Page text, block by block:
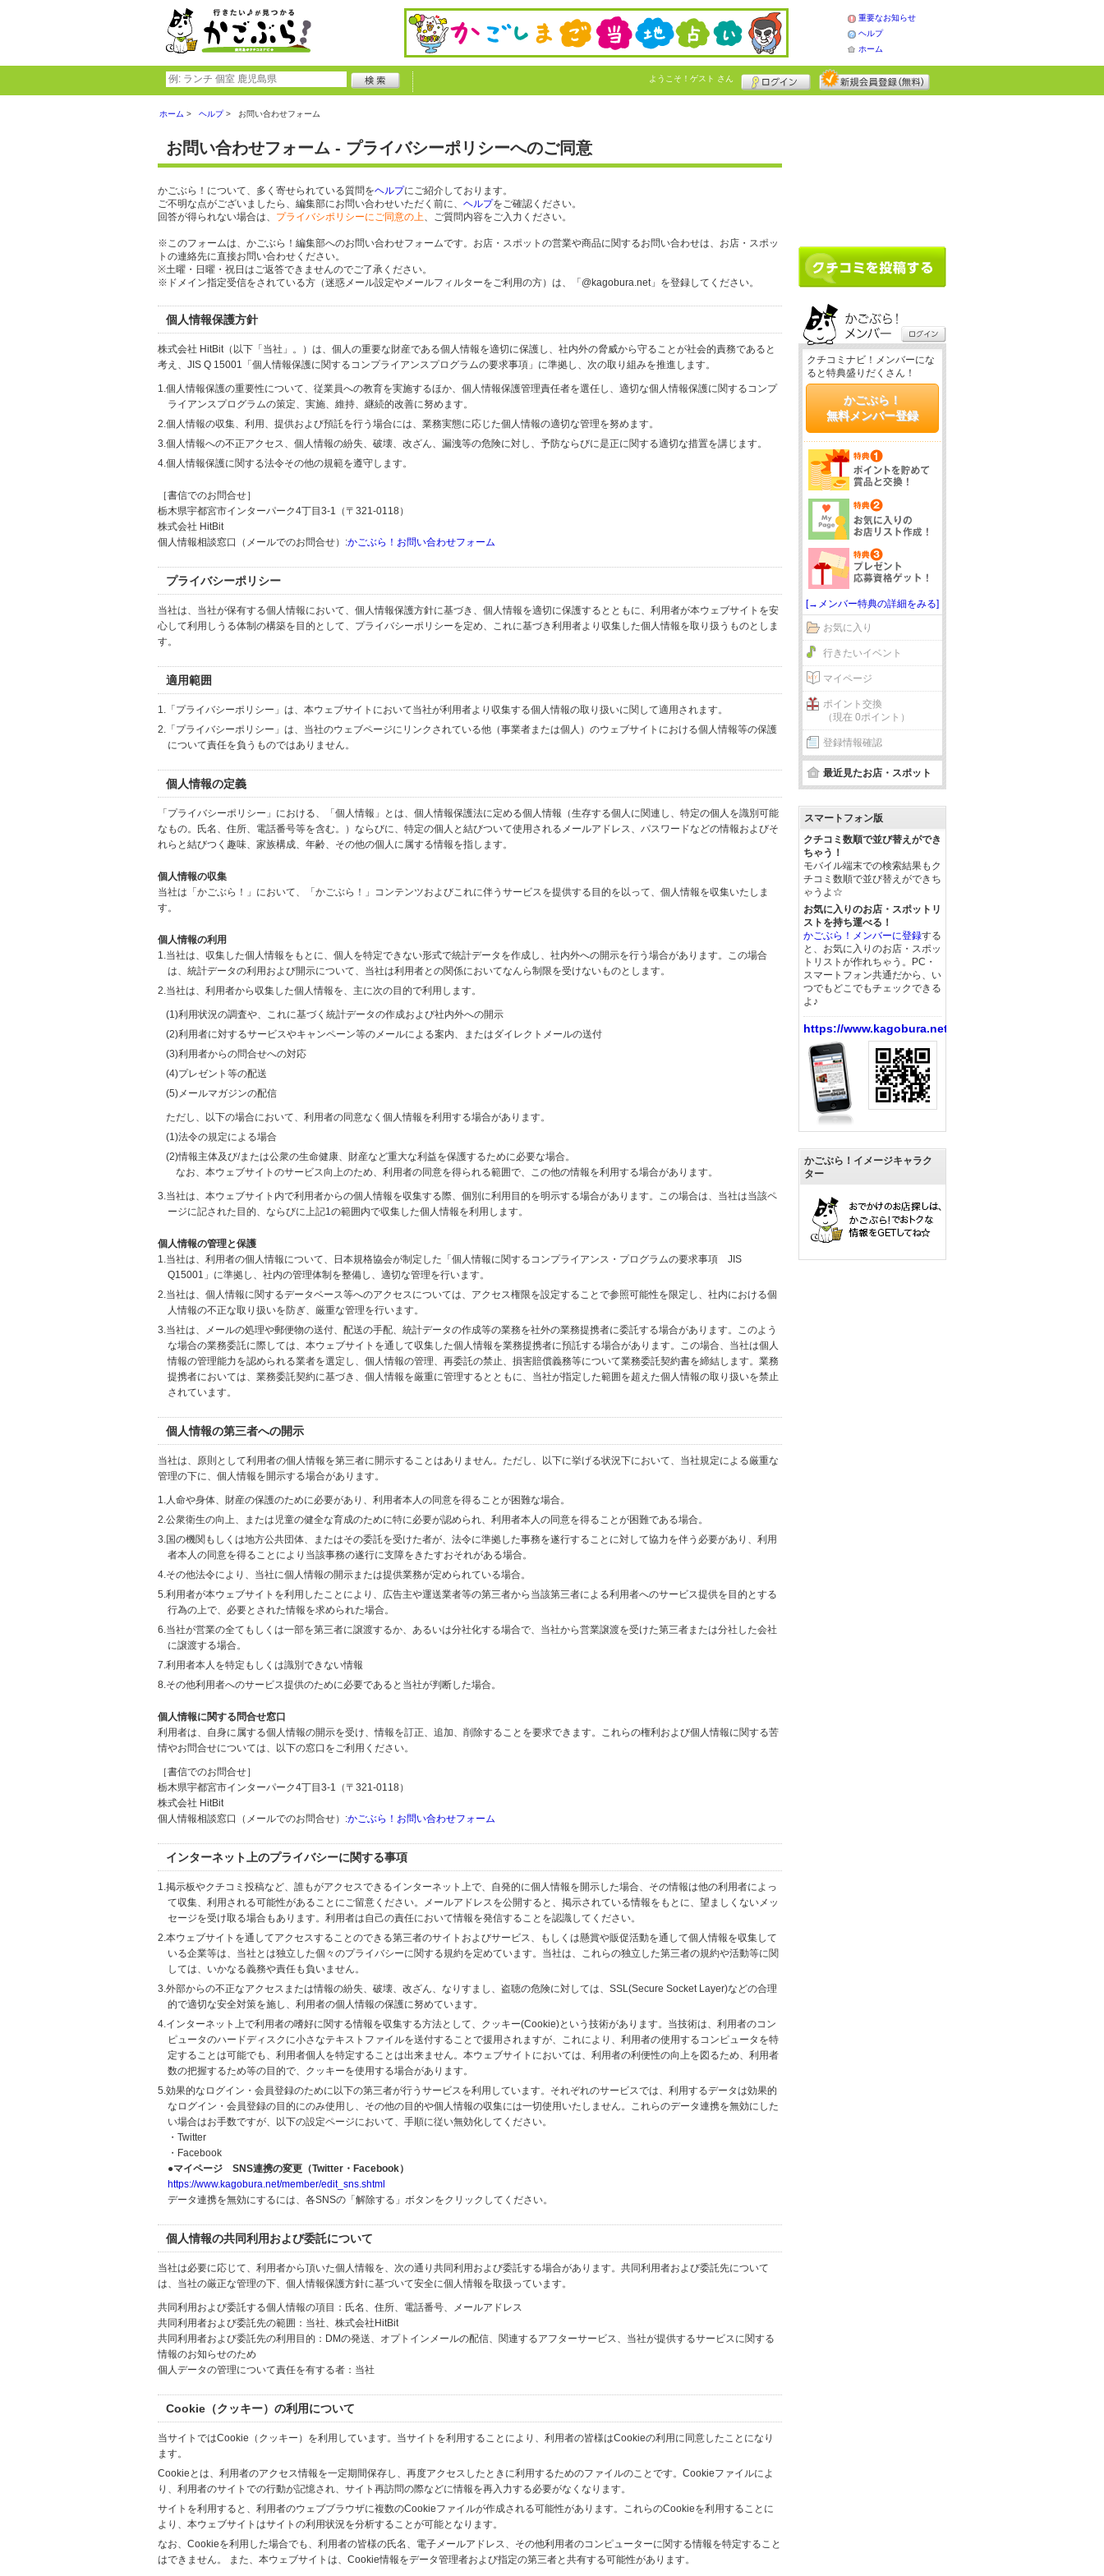
重要なお知らせ
ヘルプ
ホーム
ようこそ！ ゲスト さん
ホーム ヘルプ お問い合わせフォーム
お問い合わせフォーム - プライバシーポリシーへのご同意
かごぶら！について、多く寄せられている質問をヘルプにご紹介しております。
ご不明な点がございましたら、編集部にお問い合わせいただく前に、 ヘルプをご確認ください。
回答が得られない場合は、 プライバシポリシーにご同意の上、ご質問内容をご入力ください。
※このフォームは、かごぶら！編集部へのお問い合わせフォームです。お店・スポットの営業や商品に関するお問い合わせは、お店・スポッ
トの連絡先に直接お問い合わせください。
※土曜・日曜・祝日はご返答できませんのでご了承ください。
※ドメイン指定受信をされている方（迷惑メール設定やメールフィルターをご利用の方）は、「@kagobura.net」を登録してください。
個人情報保護方針
株式会社 HitBit（以下「当社」。）は、個人の重要な財産である個人情報を適切に保護し、社内外の脅威から守ることが社会的責務であると
考え、JIS Q 15001「個人情報保護に関するコンプライアンスプログラムの要求事項」に準拠し、次の取り組みを推進します。
1.個人情報保護の重要性について、従業員への教育を実施するほか、個人情報保護管理責任者を選任し、適切な個人情報保護に関するコンプ
ライアンスプログラムの策定、実施、維持、継続的改善に努めます。
2.個人情報の収集、利用、提供および預託を行う場合には、業務実態に応じた個人情報の適切な管理を努めます。
3.個人情報への不正アクセス、個人情報の紛失、破壊、改ざん、漏洩等の危険に対し、予防ならびに是正に関する適切な措置を講じます。
4.個人情報保護に関する法令その他の規範を遵守します。
［書信でのお問合せ］
栃木県宇都宮市インターパーク4丁目3-1（〒321-0118）
株式会社 HitBit
個人情報相談窓口（メールでのお問合せ）:かごぶら！お問い合わせフォーム
プライバシーポリシー
当社は、当社が保有する個人情報において、個人情報保護方針に基づき、個人情報を適切に保護するとともに、利用者が本ウェブサイトを安
心して利用しうる体制の構築を目的として、プライバシーポリシーを定め、これに基づき利用者より収集した個人情報を取り扱うものとしま
す。
適用範囲
1.「プライバシーポリシー」は、本ウェブサイトにおいて当社が利用者より収集する個人情報の取り扱いに関して適用されます。
2.「プライバシーポリシー」は、当社のウェブページにリンクされている他（事業者または個人）のウェブサイトにおける個人情報等の保護
について責任を負うものではありません。
個人情報の定義
「プライバシーポリシー」における、「個人情報」とは、個人情報保護法に定める個人情報（生存する個人に関連し、特定の個人を識別可能
なもの。氏名、住所、電話番号等を含む。）ならびに、特定の個人と結びついて使用されるメールアドレス、パスワードなどの情報およびそ
れらと結びつく趣味、家族構成、年齢、その他の個人に属する情報を指します。
個人情報の収集
当社は「かごぶら！」において、「かごぶら！」コンテンツおよびこれに伴うサービスを提供する目的を以って、個人情報を収集いたしま
す。
個人情報の利用
1.当社は、収集した個人情報をもとに、個人を特定できない形式で統計データを作成し、社内外への開示を行う場合があります。この場合
は、統計データの利用および開示について、当社は利用者との関係においてなんら制限を受けないものとします。
2.当社は、利用者から収集した個人情報を、主に次の目的で利用します。
(1)利用状況の調査や、これに基づく統計データの作成および社内外への開示
(2)利用者に対するサービスやキャンペーン等のメールによる案内、またはダイレクトメールの送付
(3)利用者からの問合せへの対応
(4)プレゼント等の配送
(5)メールマガジンの配信
ただし、以下の場合において、利用者の同意なく個人情報を利用する場合があります。
(1)法令の規定による場合
(2)情報主体及び/または公衆の生命健康、財産など重大な利益を保護するために必要な場合。
なお、本ウェブサイトのサービス向上のため、利用者の同意を得られる範囲で、この他の情報を利用する場合があります。
3.当社は、本ウェブサイト内で利用者からの個人情報を収集する際、個別に利用目的を明示する場合があります。この場合は、当社は当該ペ
ージに記された目的、ならびに上記1の範囲内で収集した個人情報を利用します。
個人情報の管理と保護
1.当社は、利用者の個人情報について、日本規格協会が制定した「個人情報に関するコンプライアンス・プログラムの要求事項 JIS
Q15001」に準拠し、社内の管理体制を整備し、適切な管理を行います。
2.当社は、個人情報に関するデータベース等へのアクセスについては、アクセス権限を設定することで参照可能性を限定し、社内における個
人情報の不正な取り扱いを防ぎ、厳重な管理を行います。
3.当社は、メールの処理や郵便物の送付、配送の手配、統計データの作成等の業務を社外の業務提携者に委託する場合があります。このよう
な場合の業務委託に際しては、本ウェブサイトを通して収集した個人情報を業務提携者に預託する場合があります。この場合、当社は個人
情報の管理能力を認められる業者を選定し、個人情報の管理、再委託の禁止、損害賠償義務等について業務委託契約書を締結します。業務
提携者においては、業務委託契約に基づき、個人情報を厳重に管理するとともに、当社が指定した範囲を超えた個人情報の取り扱いを禁止
されています。
個人情報の第三者への開示
当社は、原則として利用者の個人情報を第三者に開示することはありません。ただし、以下に挙げる状況下において、当社規定による厳重な
管理の下に、個人情報を開示する場合があります。
1.人命や身体、財産の保護のために必要があり、利用者本人の同意を得ることが困難な場合。
2.公衆衛生の向上、または児童の健全な育成のために特に必要が認められ、利用者本人の同意を得ることが困難である場合。
3.国の機関もしくは地方公共団体、またはその委託を受けた者が、法令に準拠した事務を遂行することに対して協力を伴う必要があり、利用
者本人の同意を得ることにより当該事務の遂行に支障をきたすおそれがある場合。
4.その他法令により、当社に個人情報の開示または提供業務が定められている場合。
5.利用者が本ウェブサイトを利用したことにより、広告主や運送業者等の第三者から当該第三者による利用者へのサービス提供を目的とする
行為の上で、必要とされた情報を求められた場合。
6.当社が営業の全てもしくは一部を第三者に譲渡するか、あるいは分社化する場合で、当社から営業譲渡を受けた第三者または分社した会社
に譲渡する場合。
7.利用者本人を特定もしくは識別できない情報
8.その他利用者へのサービス提供のために必要であると当社が判断した場合。
個人情報に関する問合せ窓口
利用者は、自身に属する個人情報の開示を受け、情報を訂正、追加、削除することを要求できます。これらの権利および個人情報に関する苦
情やお問合せについては、以下の窓口をご利用ください。
［書信でのお問合せ］
栃木県宇都宮市インターパーク4丁目3-1（〒321-0118）
株式会社 HitBit
個人情報相談窓口（メールでのお問合せ）:かごぶら！お問い合わせフォーム
インターネット上のプライバシーに関する事項
1.掲示板やクチコミ投稿など、誰もがアクセスできるインターネット上で、自発的に個人情報を開示した場合、その情報は他の利用者によっ
て収集、利用される可能性があることにご留意ください。メールアドレスを公開すると、掲示されている情報をもとに、望ましくないメッ
セージを受け取る場合もあります。利用者は自己の責任において情報を発信することを認識してください。
2.本ウェブサイトを通してアクセスすることのできる第三者のサイトおよびサービス、もしくは懸賞や販促活動を通して個人情報を収集して
いる企業等は、当社とは独立した個々のプライバシーに関する規約を定めています。当社は、これらの独立した第三者の規約や活動等に関
しては、いかなる義務や責任も負いません。
3.外部からの不正なアクセスまたは情報の紛失、破壊、改ざん、なりすまし、盗聴の危険に対しては、SSL(Secure Socket Layer)などの合理
的で適切な安全対策を施し、利用者の個人情報の保護に努めています。
4.インターネット上で利用者の嗜好に関する情報を収集する方法として、クッキー(Cookie)という技術があります。当技術は、利用者のコン
ピュータのハードディスクに小さなテキストファイルを送付することで援用されますが、これにより、利用者の使用するコンピュータを特
定することは可能でも、利用者個人を特定することは出来ません。本ウェブサイトにおいては、利用者の利便性の向上を図るため、利用者
数の把握するため等の目的で、クッキーを使用する場合があります。
5.効果的なログイン・会員登録のために以下の第三者が行うサービスを利用しています。それぞれのサービスでは、利用するデータは効果的
なログイン・会員登録の目的にのみ使用し、その他の目的や個人情報の収集には一切使用いたしません。これらのデータ連携を無効にした
い場合はお手数ですが、以下の設定ページにおいて、手順に従い無効化してください。
・Twitter
・Facebook
●マイページ SNS連携の変更（Twitter・Facebook）
https://www.kagobura.net/member/edit_sns.shtml
データ連携を無効にするには、各SNSの「解除する」ボタンをクリックしてください。
個人情報の共同利用および委託について
当社は必要に応じて、利用者から頂いた個人情報を、次の通り共同利用および委託する場合があります。共同利用者および委託先について
は、当社の厳正な管理の下、個人情報保護方針に基づいて安全に個人情報を取扱っています。
共同利用および委託する個人情報の項目：氏名、住所、電話番号、メールアドレス
共同利用者および委託先の範囲：当社、株式会社HitBit
共同利用者および委託先の利用目的：DMの発送、オプトインメールの配信、関連するアフターサービス、当社が提供するサービスに関する
情報のお知らせのため
個人データの管理について責任を有する者：当社
Cookie（クッキー）の利用について
当サイトではCookie（クッキー）を利用しています。当サイトを利用することにより、利用者の皆様はCookieの利用に同意したことになり
ます。
Cookieとは、利用者のアクセス情報を一定期間保存し、再度アクセスしたときに利用するためのファイルのことです。Cookieファイルによ
り、利用者のサイトでの行動が記憶され、サイト再訪問の際などに情報を再入力する必要がなくなります。
サイトを利用すると、利用者のウェブブラウザに複数のCookieファイルが作成される可能性があります。これらのCookieを利用することに
より、本ウェブサイトはサイトの利用状況を分析することが可能となります。
なお、Cookieを利用した場合でも、利用者の皆様の氏名、電子メールアドレス、その他利用者のコンピューターに関する情報を特定すること
はできません。 また、本ウェブサイトは、Cookie情報をデータ管理者および指定の第三者と共有する可能性があります。
クチコミナビ！メンバーにな
ると特典盛りだくさん！
かごぶら！
無料メンバー登録
[→メンバー特典の詳細をみる]
お気に入り
行きたいイベント
マイページ
ポイント交換
（現在 0ポイント）
登録情報確認
最近見たお店・スポット
スマートフォン版
クチコミ数順で並び替えができ
ちゃう！
モバイル端末での検索結果もク
チコミ数順で並び替えができち
ゃうよ☆
お気に入りのお店・スポットリ
ストを持ち運べる！
かごぶら！メンバーに登録する
と、お気に入りのお店・スポッ
トリストが作れちゃう。PC・
スマートフォン共通だから、い
つでもどこでもチェックできる
よ♪
https://www.kagobura.net/
かごぶら！イメージキャラク
ター